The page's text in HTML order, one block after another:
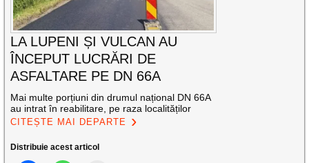
LA LUPENI ȘI VULCAN AU
ÎNCEPUT LUCRĂRI DE
ASFALTARE PE DN 66A
Mai multe porțiuni din drumul național DN 66A
au intrat în reabilitare, pe raza localităților
CITEȘTE MAI DEPARTE
Distribuie acest articol